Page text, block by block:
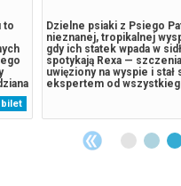
to
bilet
Dzielne psiaki z Psiego
nieznanej, tropikalnej
gdy ich statek wpada w
spotykają Rexa —
uwięziony na wyspie i stał
ekspertem od
pradawnymi gadami.
kontroli, gdy odwieczny
Humdinger, Zaczyna